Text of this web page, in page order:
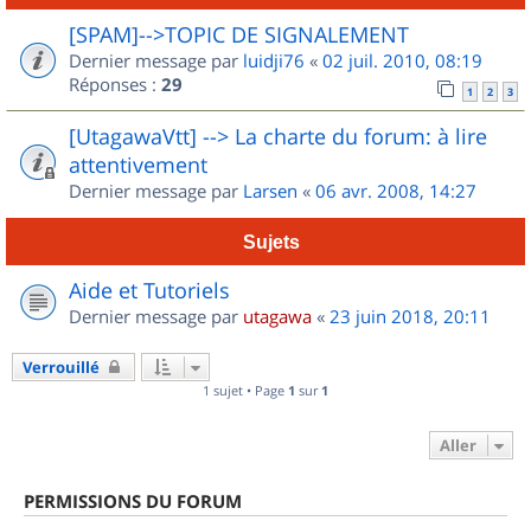
[SPAM]-->TOPIC DE SIGNALEMENT
Dernier message par luidji76 « 02 juil. 2010, 08:19
Réponses : 29 1 2 3
[UtagawaVtt] --> La charte du forum: à lire
attentivement
Dernier message par Larsen « 06 avr. 2008, 14:27
Sujets
Aide et Tutoriels
Dernier message par utagawa « 23 juin 2018, 20:11
Verrouillé
1 sujet • Page 1 sur 1
Aller
PERMISSIONS DU FORUM